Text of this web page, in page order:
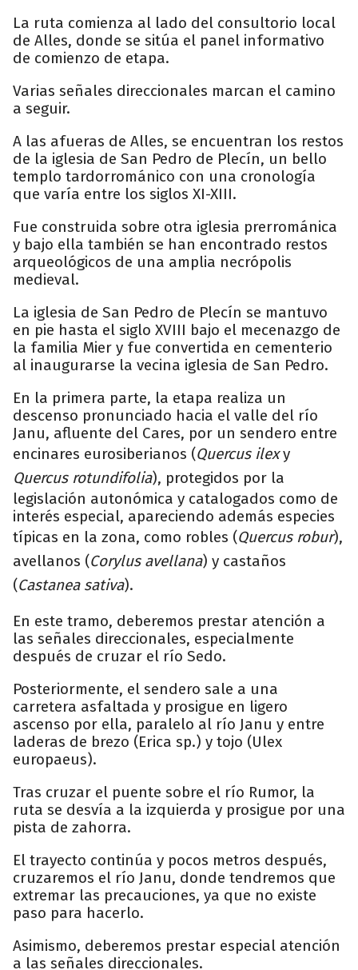
La ruta comienza al lado del consultorio local
de Alles, donde se sitúa el panel informativo
de comienzo de etapa.
Varias señales direccionales marcan el camino
a seguir.
A las afueras de Alles, se encuentran los restos
de la iglesia de San Pedro de Plecín, un bello
templo tardorrománico con una cronología
que varía entre los siglos XI-XIII.
Fue construida sobre otra iglesia prerrománica
y bajo ella también se han encontrado restos
arqueológicos de una amplia necrópolis
medieval.
La iglesia de San Pedro de Plecín se mantuvo
en pie hasta el siglo XVIII bajo el mecenazgo de
la familia Mier y fue convertida en cementerio
al inaugurarse la vecina iglesia de San Pedro.
En la primera parte, la etapa realiza un
descenso pronunciado hacia el valle del río
Janu, afluente del Cares, por un sendero entre
encinares eurosiberianos (Quercus ilexy
Quercus rotundifolia), protegidos por la
legislación autonómica y catalogados como de
interés especial, apareciendo además especies
típicas en la zona, como robles (Quercus robur),
avellanos (Corylus avellana) y castaños
(Castanea sativa).
En este tramo, deberemos prestar atención a
las señales direccionales, especialmente
después de cruzar el río Sedo.
Posteriormente, el sendero sale a una
carretera asfaltada y prosigue en ligero
ascenso por ella, paralelo al río Janu y entre
laderas de brezo (Erica sp.) y tojo (Ulex
europaeus).
Tras cruzar el puente sobre el río Rumor, la
ruta se desvía a la izquierda y prosigue por una
pista de zahorra.
El trayecto continúa y pocos metros después,
cruzaremos el río Janu, donde tendremos que
extremar las precauciones, ya que no existe
paso para hacerlo.
Asimismo, deberemos prestar especial atención
a las señales direccionales.